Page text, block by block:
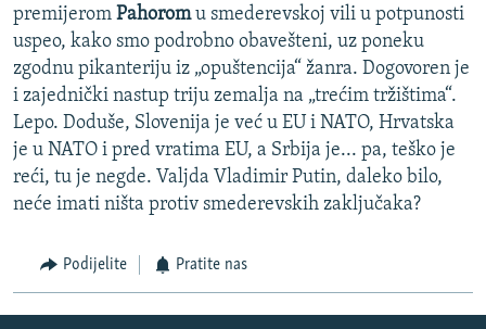
premijerom Pahoromu smederevskoj vili u potpunosti
uspeo, kako smo podrobno obavešteni, uz poneku
zgodnu pikanteriju iz „opuštencija“ žanra. Dogovoren je
i zajednički nastup triju zemalja na „trećim tržištima“.
Lepo. Doduše, Slovenija je već u EU i NATO, Hrvatska
je u NATO i pred vratima EU, a Srbija je... pa, teško je
reći, tu je negde. Valjda Vladimir Putin, daleko bilo,
neće imati ništa protiv smederevskih zaključaka?
Podijelite Pratite nas